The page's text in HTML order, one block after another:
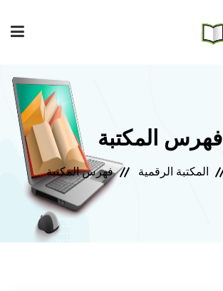
إصدارات المعهد
فهرس المكتبة
مجلة المعهد
مكتبتي
فهرس المكتبة
المكتبة الرقمية فهرس المكتبة